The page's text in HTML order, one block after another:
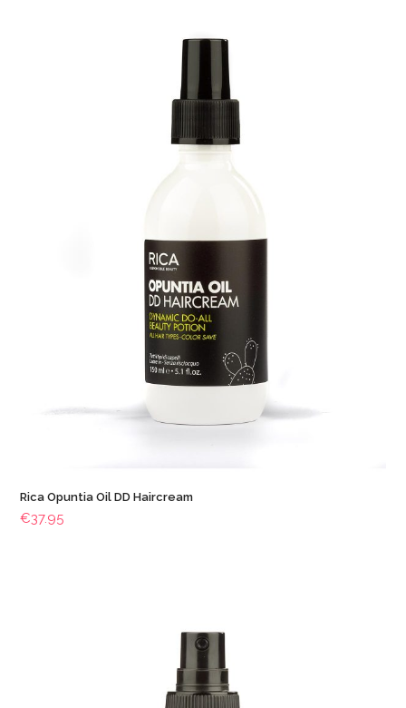
Rica Opuntia Oil DD Haircream
€37.95